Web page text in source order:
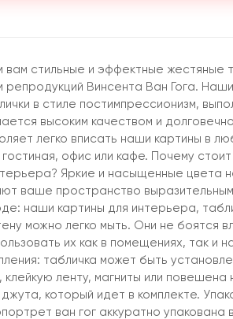
вам стильные и эффектные жестяные
репродукций Винсента Ван Гога.
в стиле постимпрессионизм,
высоким качеством и
легко вписать наши картины в
гостиная, офис или кафе. Почему
Яркие и насыщенные цвета
ваше пространство выразительным
наши картины для интерьера,
можно легко мыть. Они не боятся
их как в помещениях, так и
табличка может быть
клейкую ленту, магниты или повешена
который идет в комплекте.
ван гог аккуратно упакована